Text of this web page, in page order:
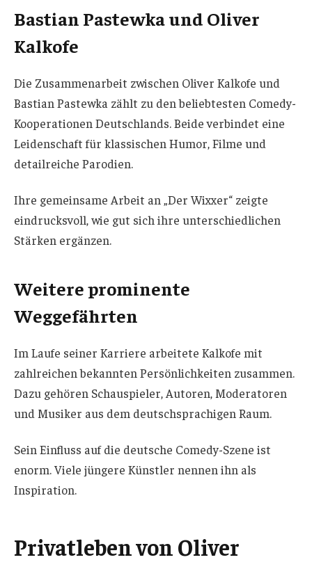
Bastian Pastewka und Oliver
Kalkofe
Die Zusammenarbeit zwischen Oliver Kalkofe und
Bastian Pastewka zählt zu den beliebtesten Comedy-
Kooperationen Deutschlands. Beide verbindet eine
Leidenschaft für klassischen Humor, Filme und
detailreiche Parodien.
Ihre gemeinsame Arbeit an „Der Wixxer“ zeigte
eindrucksvoll, wie gut sich ihre unterschiedlichen
Stärken ergänzen.
Weitere prominente
Weggefährten
Im Laufe seiner Karriere arbeitete Kalkofe mit
zahlreichen bekannten Persönlichkeiten zusammen.
Dazu gehören Schauspieler, Autoren, Moderatoren
und Musiker aus dem deutschsprachigen Raum.
Sein Einfluss auf die deutsche Comedy-Szene ist
enorm. Viele jüngere Künstler nennen ihn als
Inspiration.
Privatleben von Oliver